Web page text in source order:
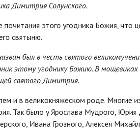
Димитрия Солунского.
этого угодника Божия, что
святыню.
был в честь святого
этому угоднику Божию. В
святого Димитрия.
и в великокняжеском роде. Многие
Так было у Ярослава Мудрого, Юрия
Ивана Грозного, Алексея